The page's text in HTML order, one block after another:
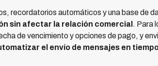
recordatorios automáticos y una base de
sin afectar la relación comercial . Para
de vencimiento y opciones de pago, y
el envío de mensajes en